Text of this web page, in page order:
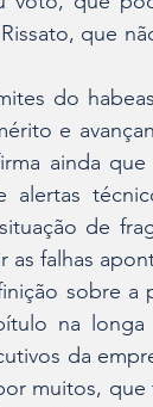
que
do
e
ainda que
alertas
de
as falhas
sobre a
na
da
muitos,